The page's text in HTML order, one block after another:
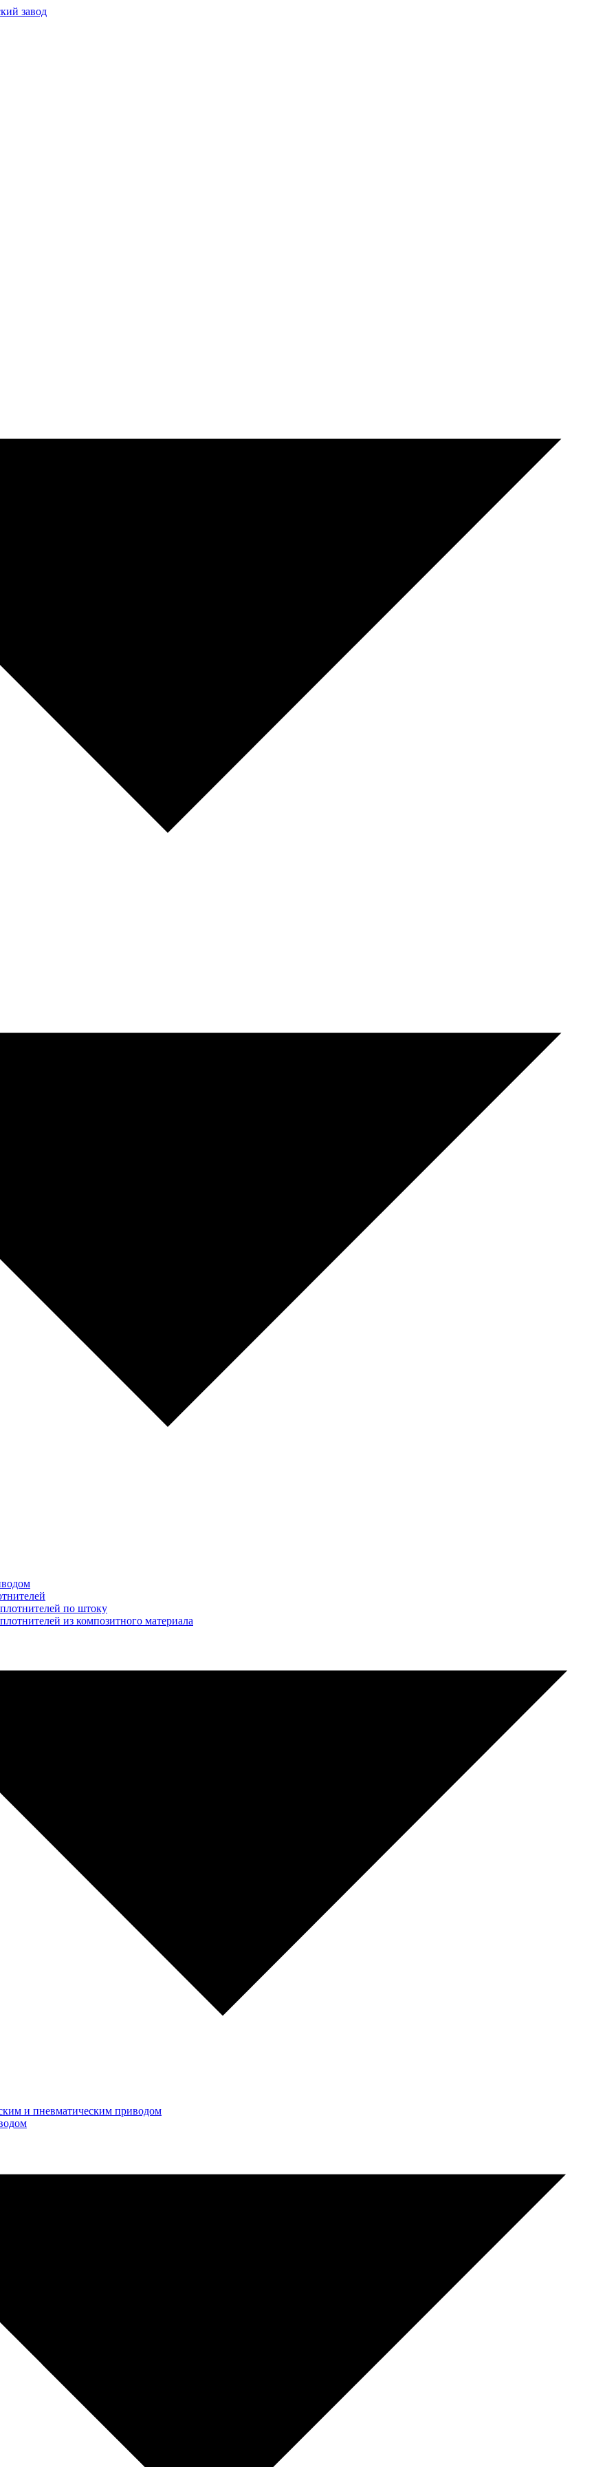
по штоку
из композитного материала
и пневматическим приводом